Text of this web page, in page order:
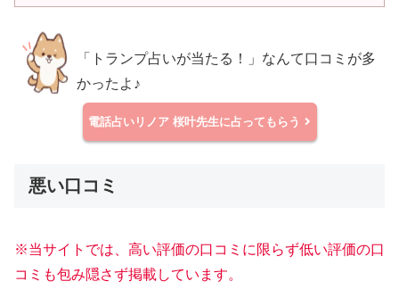
「トランプ占いが当たる！」なんて口コミが多
かったよ♪
電話占いリノア 桜叶先生に占ってもらう
悪い口コミ
※当サイトでは、高い評価の口コミに限らず低い評価の口
コミも包み隠さず掲載しています。